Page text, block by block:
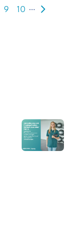
9 10 …